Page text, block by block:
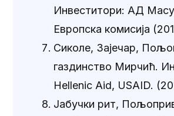
Инвеститори: АД
Европска комисија
Сиколе, Зајечар,
газдинство Мирчић.
Hellenic Aid, USAID.
Јабучки рит,